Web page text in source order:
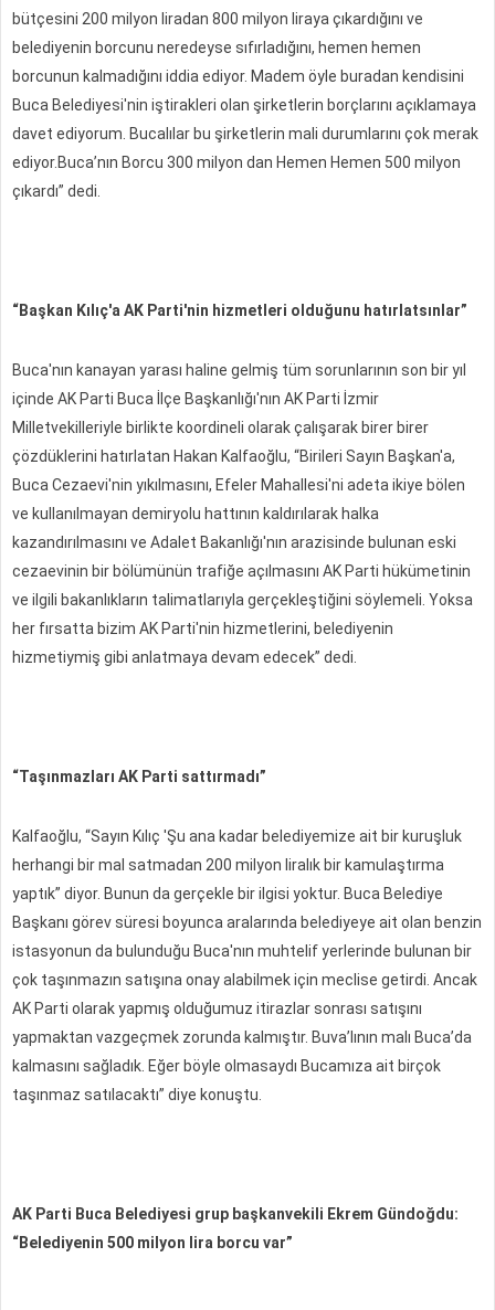
bütçesini 200 milyon liradan 800 milyon liraya çıkardığını ve
belediyenin borcunu neredeyse sıfırladığını, hemen hemen
borcunun kalmadığını iddia ediyor. Madem öyle buradan kendisini
Buca Belediyesi'nin iştirakleri olan şirketlerin borçlarını açıklamaya
davet ediyorum. Bucalılar bu şirketlerin mali durumlarını çok merak
ediyor.Buca’nın Borcu 300 milyon dan Hemen Hemen 500 milyon
çıkardı” dedi.
“Başkan Kılıç'a AK Parti'nin hizmetleri olduğunu hatırlatsınlar”
Buca'nın kanayan yarası haline gelmiş tüm sorunlarının son bir yıl
içinde AK Parti Buca İlçe Başkanlığı'nın AK Parti İzmir
Milletvekilleriyle birlikte koordineli olarak çalışarak birer birer
çözdüklerini hatırlatan Hakan Kalfaoğlu, “Birileri Sayın Başkan'a,
Buca Cezaevi'nin yıkılmasını, Efeler Mahallesi'ni adeta ikiye bölen
ve kullanılmayan demiryolu hattının kaldırılarak halka
kazandırılmasını ve Adalet Bakanlığı'nın arazisinde bulunan eski
cezaevinin bir bölümünün trafiğe açılmasını AK Parti hükümetinin
ve ilgili bakanlıkların talimatlarıyla gerçekleştiğini söylemeli. Yoksa
her fırsatta bizim AK Parti'nin hizmetlerini, belediyenin
hizmetiymiş gibi anlatmaya devam edecek” dedi.
“Taşınmazları AK Parti sattırmadı”
Kalfaoğlu, “Sayın Kılıç 'Şu ana kadar belediyemize ait bir kuruşluk
herhangi bir mal satmadan 200 milyon liralık bir kamulaştırma
yaptık” diyor. Bunun da gerçekle bir ilgisi yoktur. Buca Belediye
Başkanı görev süresi boyunca aralarında belediyeye ait olan benzin
istasyonun da bulunduğu Buca'nın muhtelif yerlerinde bulunan bir
çok taşınmazın satışına onay alabilmek için meclise getirdi. Ancak
AK Parti olarak yapmış olduğumuz itirazlar sonrası satışını
yapmaktan vazgeçmek zorunda kalmıştır. Buva’lının malı Buca’da
kalmasını sağladık. Eğer böyle olmasaydı Bucamıza ait birçok
taşınmaz satılacaktı” diye konuştu.
AK Parti Buca Belediyesi grup başkanvekili Ekrem Gündoğdu:
“Belediyenin 500 milyon lira borcu var”